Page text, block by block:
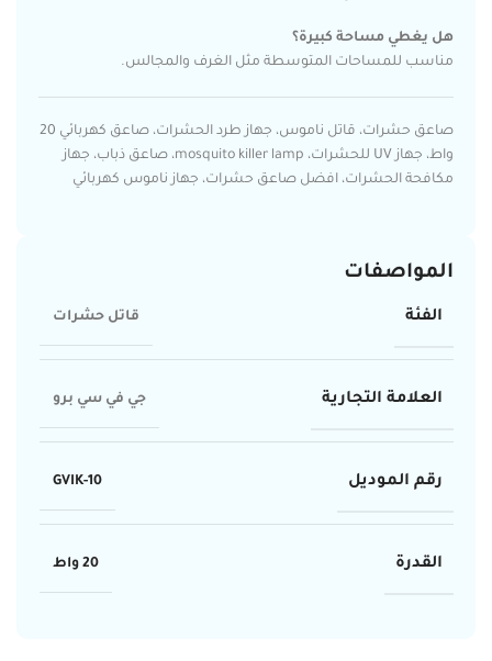
هل يغطي مساحة كبيرة؟
مناسب للمساحات المتوسطة مثل الغرف والمجالس.
صاعق حشرات، قاتل ناموس، جهاز طرد الحشرات، صاعق كهربائي 20
واط، جهاز UV للحشرات، mosquito killer lamp، صاعق ذباب، جهاز
مكافحة الحشرات، افضل صاعق حشرات، جهاز ناموس كهربائي
المواصفات
الفئة قاتل حشرات
العلامة التجارية جي في سي برو
رقم الموديل GVIK-10
القدرة 20 واط